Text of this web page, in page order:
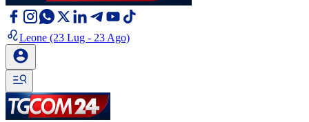
Leone (23 Lug - 23 Ago)